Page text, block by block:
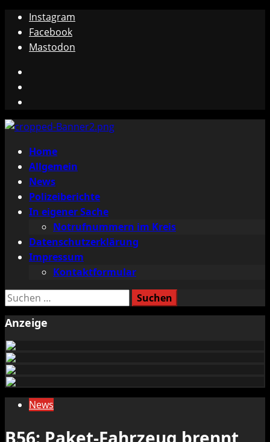
Zum
Inhalt
springen
Instagram
Facebook
Mastodon
Primäres
Menü
Home
Allgemein
News
Polizeiberichte
In eigener Sache
Notrufnummern im Kreis
Datenschutzerklärung
Impressum
Kontaktformular
Suchen
Anzeige
News